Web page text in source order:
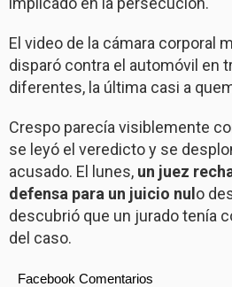
El video de la cámara corporal
disparó contra el automóvil en
diferentes, la última casi a
Crespo parecía visiblemente
se leyó el veredicto y se
acusado. El lunes, un juez
defensa para un juicio nulo
descubrió que un jurado tenía
del caso.
Facebook Comentarios